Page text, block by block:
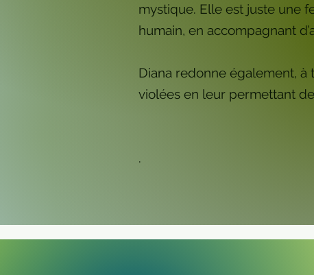
mystique. Elle est juste une
humain, en accompagnant
Diana redonne également, à
violées en leur permettant
.